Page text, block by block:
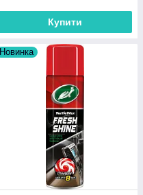
Купити
Новинка